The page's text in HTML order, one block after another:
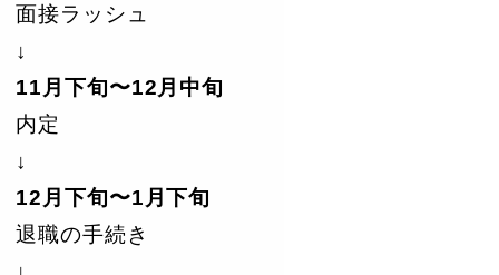
面接ラッシュ
↓
11月下旬〜12月中旬
内定
↓
12月下旬〜1月下旬
退職の手続き